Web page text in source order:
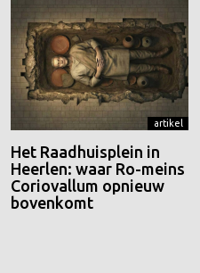
artikel
Het Raadhuisplein in
Heerlen: waar Ro-meins
Coriovallum opnieuw
bovenkomt